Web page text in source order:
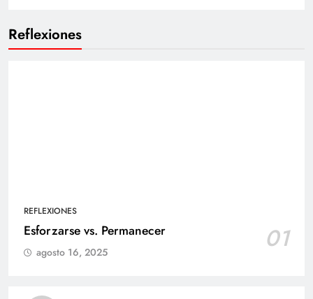
Reflexiones
REFLEXIONES
Esforzarse vs. Permanecer 01
agosto 16, 2025